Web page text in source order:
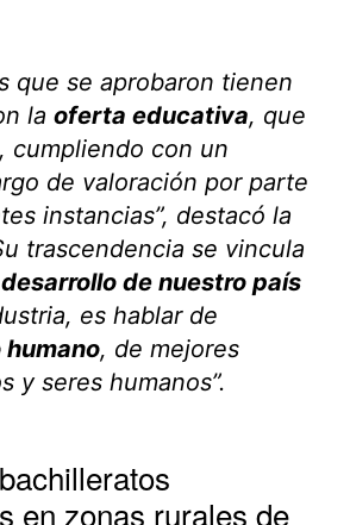
que se aprobaron tienen
la oferta educativa, que
cumpliendo con un
de valoración por parte
instancias”, destacó la
trascendencia se vincula
desarrollo de nuestro país
es hablar de
, de mejores
y seres humanos”.
en zonas rurales de